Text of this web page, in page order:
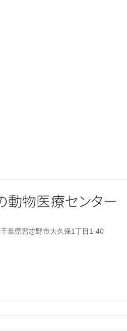
千葉県習志野市大久保1丁目1-40